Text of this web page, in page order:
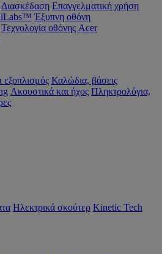
Διασκέδαση Επαγγελματική χρήση
Έξυπνη οθόνη
Τεχνολογία οθόνης Acer
εξοπλισμός Καλώδια, βάσεις
Ακουστικά και ήχος Πληκτρολόγια,
Ηλεκτρικά σκούτερ Kinetic Tech